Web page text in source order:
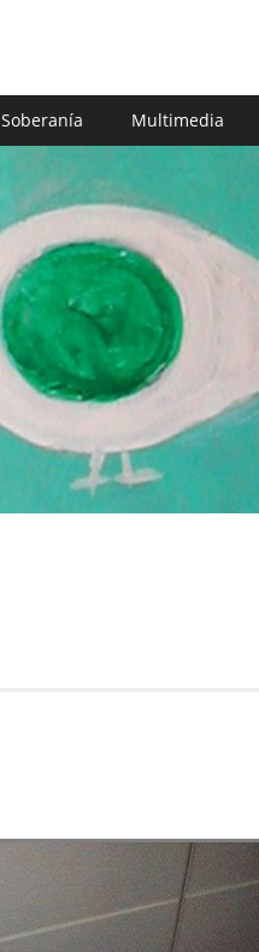
Soberanía Multimedia